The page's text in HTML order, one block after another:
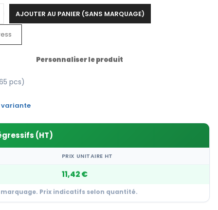
AJOUTER AU PANIER (SANS MARQUAGE)
Personnaliser le produit
pcs)
variante
(HT)
PRIX UNITAIRE HT
11,42 €
marquage. Prix indicatifs selon quantité.